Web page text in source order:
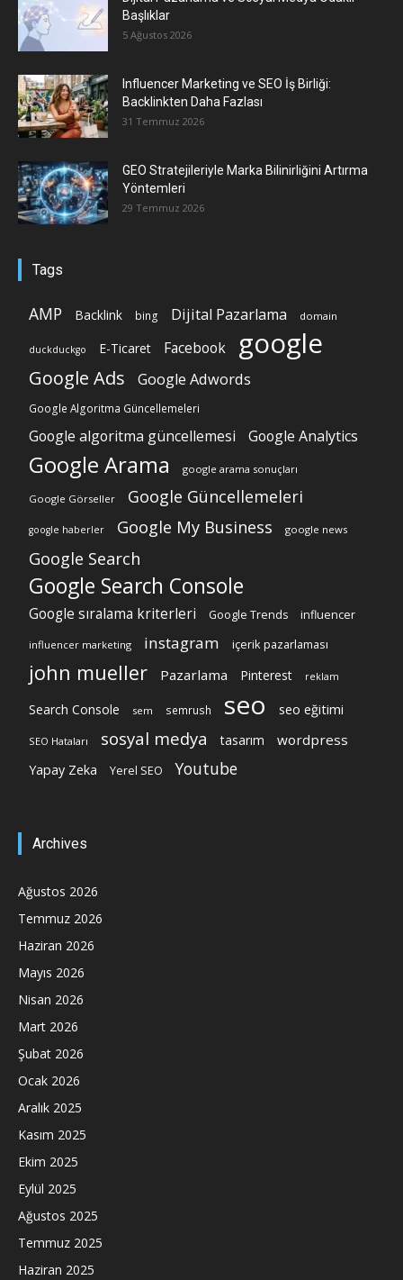
Başlıklar
5 Ağustos 2026
Influencer Marketing ve SEO İş Birliği:
Backlinkten Daha Fazlası
31 Temmuz 2026
GEO Stratejileriyle Marka Bilinirliğini Artırma
Yöntemleri
29 Temmuz 2026
Tags
AMP Backlink bing Dijital Pazarlama domain
duckduckgo E-Ticaret Facebook google
Google Ads Google Adwords
Google Algoritma Güncellemeleri
Google algoritma güncellemesi Google Analytics
Google Arama google arama sonuçları
Google Görseller Google Güncellemeleri
google haberler Google My Business google news
Google Search
Google Search Console
Google sıralama kriterleri Google Trends influencer
influencer marketing instagram içerik pazarlaması
john mueller Pazarlama Pinterest reklam
Search Console sem semrush seo seo eğitimi
SEO Hataları sosyal medya tasarım wordpress
Yapay Zeka Yerel SEO Youtube
Archives
Ağustos 2026
Temmuz 2026
Haziran 2026
Mayıs 2026
Nisan 2026
Mart 2026
Şubat 2026
Ocak 2026
Aralık 2025
Kasım 2025
Ekim 2025
Eylül 2025
Ağustos 2025
Temmuz 2025
Haziran 2025